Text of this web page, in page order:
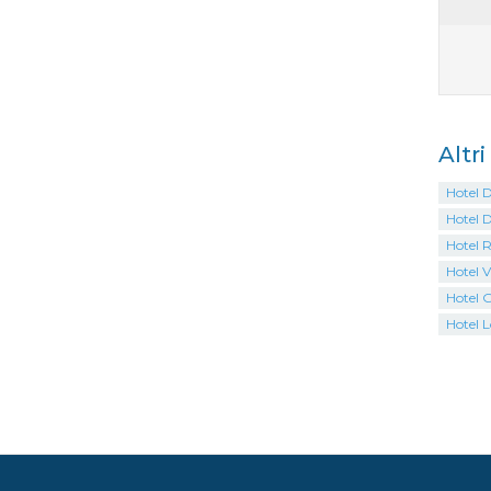
Altri
Hotel
Hotel
Hotel
Hotel
Hotel
Hotel